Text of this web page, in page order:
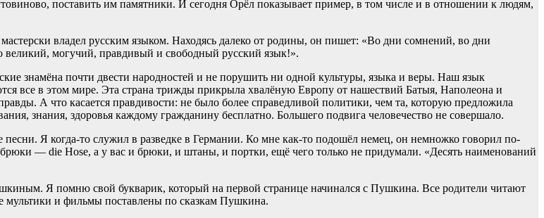
поставить им памятники. И сегодня Орёл показывает пример, в том числе и в отношении к людям,
владел русским языком. Находясь далеко от родины, он пишет: «Во дни сомнений, во дни
могучий, правдивый и свободный русский язык!».
знамёна почти двести народностей и не порушить ни одной культуры, языка и веры. Наш язык
все в этом мире. Эта страна трижды прикрыла хвалёную Европу от нашествий Батыя, Наполеона и
А что касается правдивости: не было более справедливой политики, чем та, которую предложила
знания, здоровья каждому гражданину бесплатно. Большего подвига человечество не совершало.
Я когда-то служил в разведке в Германии. Ко мне как-то подошёл немец, он немножко говорил по-
— die Hose, а у вас и брюки, и штаны, и портки, ещё чего только не придумали. «Десять наименований
Я помню свой букварик, который на первой странице начинался с Пушкина. Все родители читают
и фильмы поставлены по сказкам Пушкина.